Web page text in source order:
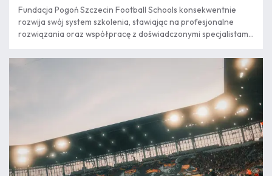
Fundacja Pogoń Szczecin Football Schools konsekwentnie
rozwija swój system szkolenia, stawiając na profesjonalne
rozwiązania oraz współpracę z doświadczonymi specjalistami.
współpracy z PRO TRAINING CENTER Paweł Chamera, które
od nowego sezonu będzie odpowiadało za przygotowanie
motoryczne przeszło 240 zawodników kategorii Orlik i